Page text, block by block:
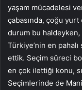
yaşam mücadelesi
çabasında, çoğu yurt
durum bu
Türkiye’nin en
ettik. Seçim süreci
en çok ilettiği konu,
Seçimlerinde de